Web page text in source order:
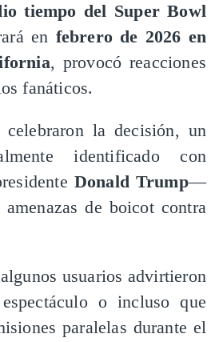
tiempo del Super Bowl
en febrero de 2026 en
, provocó reacciones
fanáticos.
la decisión, un
identificado con
Donald Trump—
de boicot contra
usuarios advirtieron
o incluso que
paralelas durante el